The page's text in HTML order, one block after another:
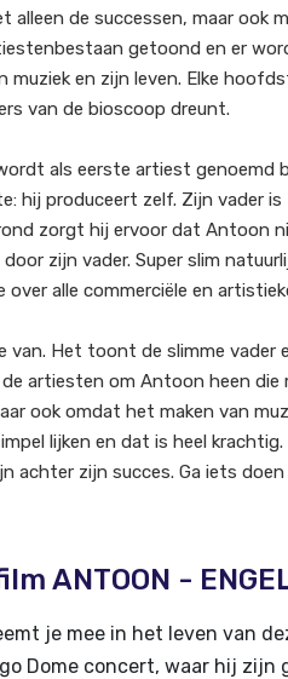
alleen de successen, maar
getoond en er
muziek en zijn leven. Elke
van de bioscoop dreunt.
als eerste artiest genoemd
hij produceert zelf. Zijn vader
zorgt hij ervoor dat Antoon
zijn vader. Super slim
alle commerciële en
van. Het toont de slimme
artiesten om Antoon heen
ook omdat het maken van
lijken en dat is heel
achter zijn succes. Ga iets
ANTOON -
je mee in het leven van
Dome concert, waar hij